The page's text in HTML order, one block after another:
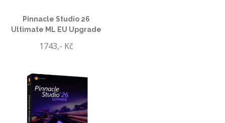
Pinnacle Studio 26
Ultimate ML EU Upgrade
1743,- Kč